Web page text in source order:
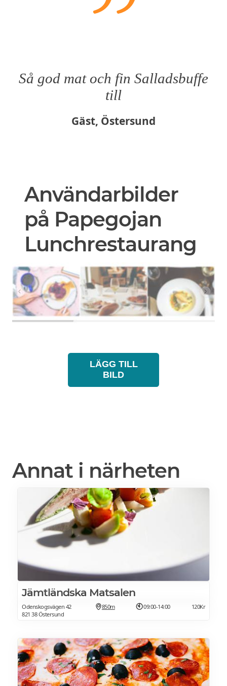
Så god mat och fin Salladsbuffe
till
Gäst, Östersund
Användarbilder
på Papegojan
Lunchrestaurang
LÄGG TILL
BILD
Annat i närheten
Jämtländska Matsalen
Odenskogsvägen 42
821 38 Östersund
850m 09:00-14:00 120Kr